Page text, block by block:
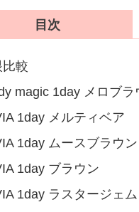
目次
較
magic 1day メロブラ
1day メルティベア
1day ムースブラウン
1day ブラウン
1day ラスタージェム